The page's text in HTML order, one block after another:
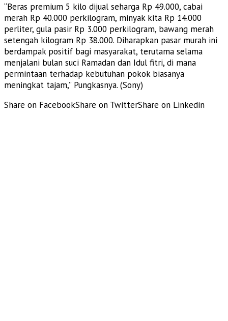
“Beras premium 5 kilo dijual seharga Rp 49.000, cabai
merah Rp 40.000 perkilogram, minyak kita Rp 14.000
perliter, gula pasir Rp 3.000 perkilogram, bawang merah
setengah kilogram Rp 38.000. Diharapkan pasar murah ini
berdampak positif bagi masyarakat, terutama selama
menjalani bulan suci Ramadan dan Idul fitri, di mana
permintaan terhadap kebutuhan pokok biasanya
meningkat tajam,” Pungkasnya. (Sony)
Share on FacebookShare on TwitterShare on Linkedin